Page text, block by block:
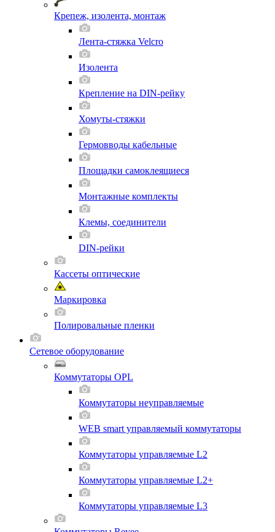
Крепеж, изолента, монтаж
Лента-стяжка Velcro
Изолента
Крепление на DIN-рейку
Хомуты-стяжки
Гермовводы кабельные
Площадки самоклеящиеся
Монтажные комплекты
Клемы, соединители
DIN-рейки
Кассеты оптические
Маркировка
Полировальные пленки
Сетевое оборудование
Коммутаторы OPL
Коммутаторы неуправляемые
WEB smart управляемый коммутаторы
Коммутаторы управляемые L2
Коммутаторы управляемые L2+
Коммутаторы управляемые L3